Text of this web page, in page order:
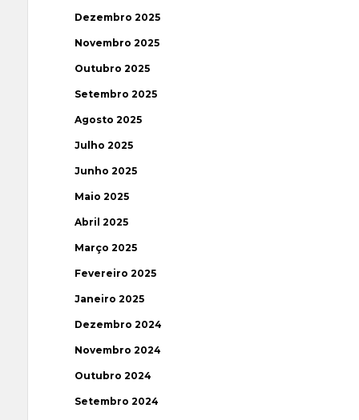
Dezembro 2025
Novembro 2025
Outubro 2025
Setembro 2025
Agosto 2025
Julho 2025
Junho 2025
Maio 2025
Abril 2025
Março 2025
Fevereiro 2025
Janeiro 2025
Dezembro 2024
Novembro 2024
Outubro 2024
Setembro 2024